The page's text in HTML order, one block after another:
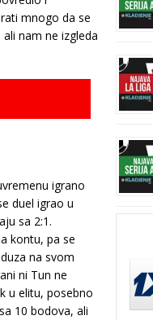
mnogo da se
nam ne izgleda
igrano
duel igrao u
sa 2:1.
kontu, pa se
na svom
ni Tun ne
u elitu, posebno
10 bodova, ali